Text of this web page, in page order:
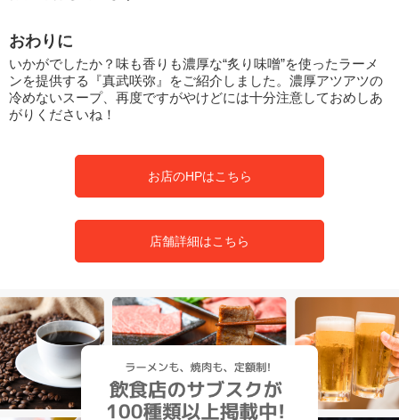
おわりに
いかがでしたか？味も香りも濃厚な“炙り味噌”を使ったラーメ
ンを提供する『真武咲弥』をご紹介しました。濃厚アツアツの
冷めないスープ、再度ですがやけどには十分注意しておめしあ
がりくださいね！
お店のHPはこちら
店舗詳細はこちら